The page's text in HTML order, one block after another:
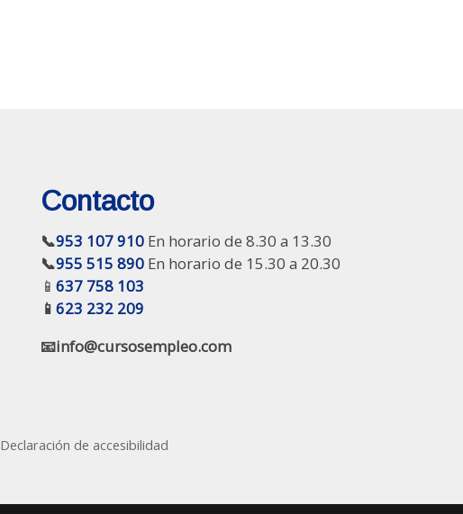
Contacto
📞953 107 910En horario de 8.30 a 13.30
📞955 515 890En horario de 15.30 a 20.30
📱 637 758 103
📱 623 232 209
📧info@cursosempleo.com
Declaración de accesibilidad